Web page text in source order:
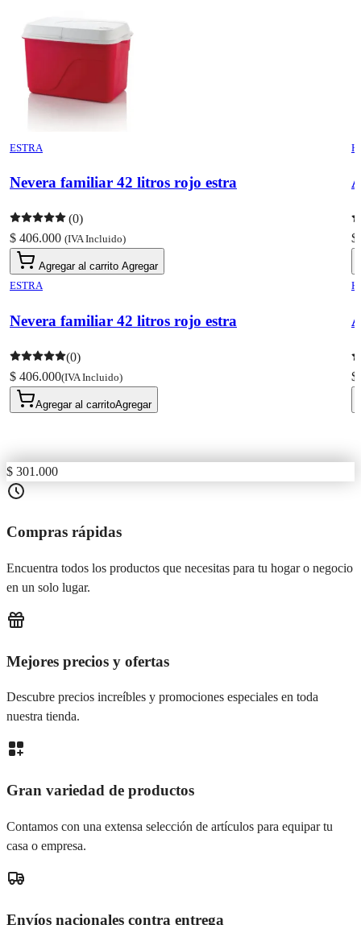
ESTRA
Nevera familiar 42 litros rojo estra
(0)
$ 406.000 (IVA Incluido)
Agregar al carrito Agregar
ESTRA
Nevera familiar 42 litros rojo estra
(0)
$ 406.000(IVA Incluido)
Agregar al carritoAgregar
$
$
$ 301.000
Compras rápidas
Encuentra todos los productos que necesitas para tu hogar o negocio
en un solo lugar.
Mejores precios y ofertas
Descubre precios increíbles y promociones especiales en toda
nuestra tienda.
Gran variedad de productos
Contamos con una extensa selección de artículos para equipar tu
casa o empresa.
Envíos nacionales contra entrega